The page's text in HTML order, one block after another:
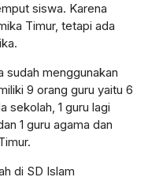
siswa. Karena
Timur, tetapi ada
sudah menggunakan
9 orang guru yaitu 6
sekolah, 1 guru lagi
1 guru agama dan
di SD Islam